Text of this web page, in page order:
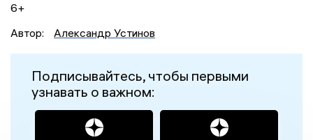
6+
Автор:
Александр Устинов
Подписывайтесь, чтобы первыми
узнавать о важном: